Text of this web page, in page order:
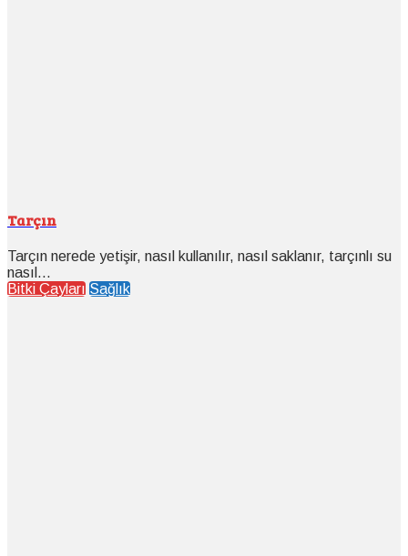
Tarçın
Tarçın nerede yetişir, nasıl kullanılır, nasıl saklanır, tarçınlı su
nasıl...
Bitki Çayları Sağlık